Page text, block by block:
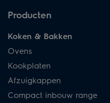
Producten
Koken & Bakken
Ovens
Kookplaten
Afzuigkappen
Compact inbouw range